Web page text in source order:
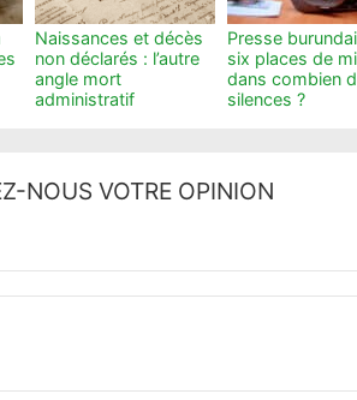
Naissances et décès
non déclarés : l’autre
angle mort
administratif
Presse
six places de
dans combien
silences ?
NOUS VOTRE OPINION